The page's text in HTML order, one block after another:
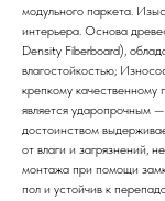
модульного паркета.
интерьера. Основа
Density Fiberboard),
влагостойкостью;
крепкому
является ударопрочным
достоинством
от влаги и загрязнений,
монтажа при помощи
пол и устойчив к